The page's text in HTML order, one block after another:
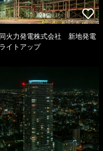
火力発電株式会社 新地発電
イトアップ